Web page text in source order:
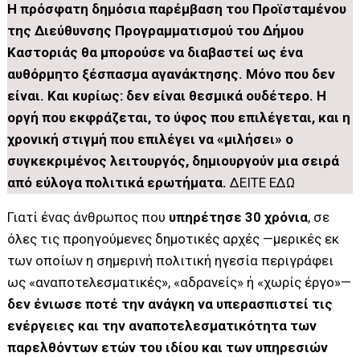
Η πρόσφατη δημόσια παρέμβαση του Προϊσταμένου
της Διεύθυνσης Προγραμματισμού του Δήμου
Καστοριάς θα μπορούσε να διαβαστεί ως ένα
αυθόρμητο ξέσπασμα αγανάκτησης. Μόνο που δεν
είναι. Και κυρίως: δεν είναι θεσμικά ουδέτερο. Η
οργή που εκφράζεται, το ύφος που επιλέγεται, και η
χρονική στιγμή που επιλέγει να «μιλήσει» ο
συγκεκριμένος λειτουργός, δημιουργούν μια σειρά
από εύλογα πολιτικά ερωτήματα. ΔΕΙΤΕ ΕΔΩ
Γιατί ένας άνθρωπος που υπηρέτησε 30 χρόνια, σε
όλες τις προηγούμενες δημοτικές αρχές —μερικές εκ
των οποίων η σημερινή πολιτική ηγεσία περιγράφει
ως «αναποτελεσματικές», «αδρανείς» ή «χωρίς έργο»—
δεν ένιωσε ποτέ την ανάγκη να υπερασπιστεί τις
ενέργειες και την αναποτελεσματικότητα των
παρελθόντων ετών του ιδίου και των υπηρεσιών